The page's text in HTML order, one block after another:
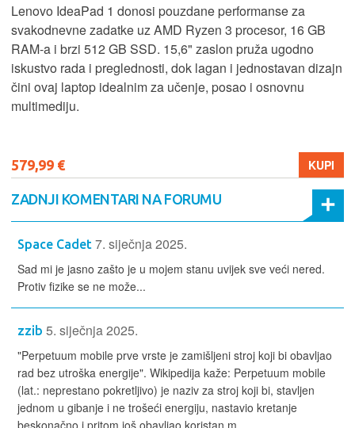
Lenovo IdeaPad 1 donosi pouzdane performanse za
svakodnevne zadatke uz AMD Ryzen 3 procesor, 16 GB
RAM-a i brzi 512 GB SSD. 15,6" zaslon pruža ugodno
iskustvo rada i preglednosti, dok lagan i jednostavan dizajn
čini ovaj laptop idealnim za učenje, posao i osnovnu
multimediju.
579,99 € KUPI
ZADNJI KOMENTARI NA FORUMU
Space Cadet 7. siječnja 2025.
Sad mi je jasno zašto je u mojem stanu uvijek sve veći nered.
Protiv fizike se ne može...
zzib 5. siječnja 2025.
"Perpetuum mobile prve vrste je zamišljeni stroj koji bi obavljao
rad bez utroška energije". Wikipedija kaže: Perpetuum mobile
(lat.: neprestano pokretljivo) je naziv za stroj koji bi, stavljen
jednom u gibanje i ne trošeći energiju, nastavio kretanje
beskonačno i pritom još obavljao koristan m...